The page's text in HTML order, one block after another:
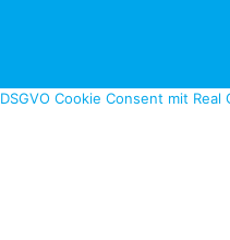
DSGVO Cookie Consent mit Real